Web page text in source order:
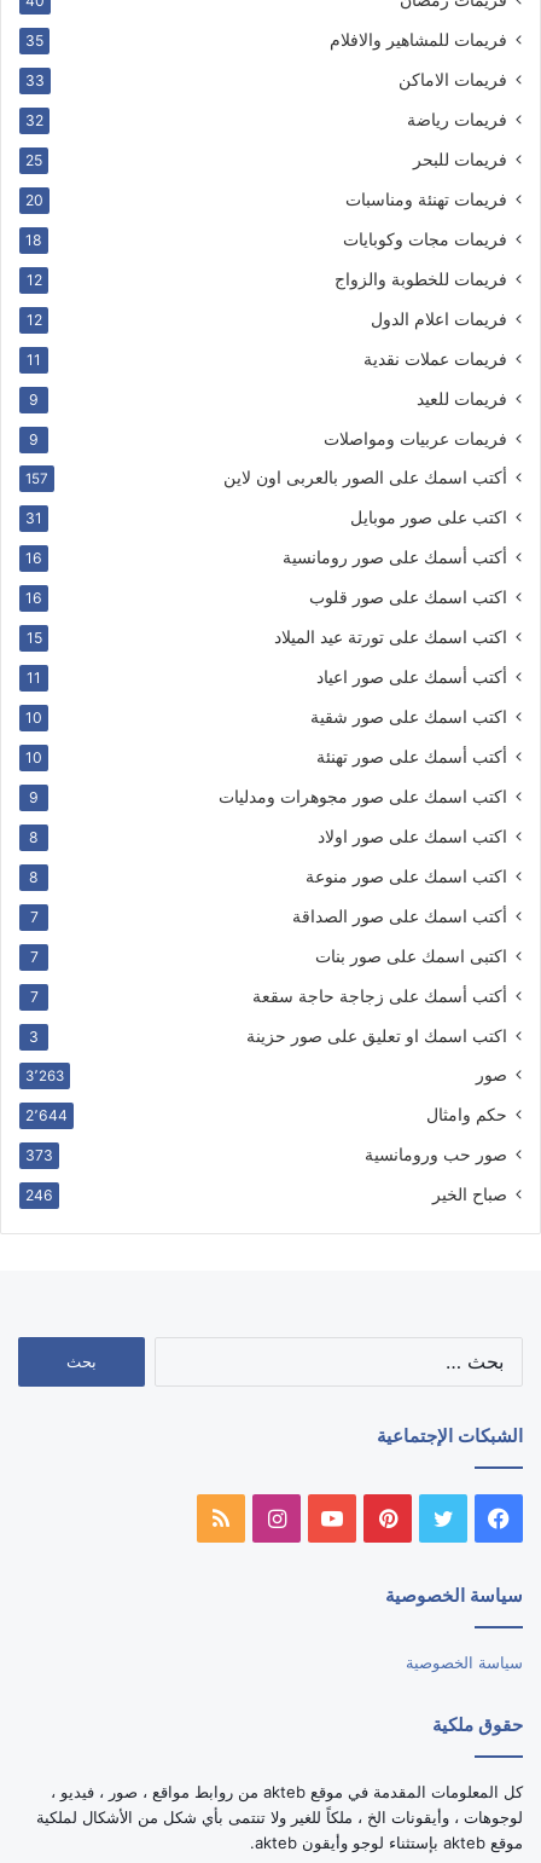
فريمات للمشاهير والافلام 35
فريمات الاماكن 33
فريمات رياضة 32
فريمات للبحر 25
فريمات تهنئة ومناسبات 20
فريمات مجات وكوبايات 18
فريمات للخطوبة والزواج 12
فريمات اعلام الدول 12
فريمات عملات نقدية 11
فريمات للعيد 9
فريمات عربيات ومواصلات 9
أكتب اسمك على الصور بالعربى اون لاين 157
اكتب على صور موبايل 31
أكتب أسمك على صور رومانسية 16
اكتب اسمك على صور قلوب 16
اكتب اسمك على تورتة عيد الميلاد 15
أكتب أسمك على صور اعياد 11
اكتب اسمك على صور شقية 10
أكتب أسمك على صور تهنئة 10
اكتب اسمك على صور مجوهرات ومدليات 9
اكتب اسمك على صور اولاد 8
اكتب اسمك على صور منوعة 8
أكتب اسمك على صور الصداقة 7
اكتبى اسمك على صور بنات 7
أكتب أسمك على زجاجة حاجة سقعة 7
اكتب اسمك او تعليق على صور حزينة 3
صور 3٬263
حكم وامثال 2٬644
صور حب ورومانسية 373
صباح الخير 246
الشبكات الإجتماعية
فيسبوك تويتر بينتيريستيوتيوبانستقرامملخص
سياسة الخصوصية
سياسة الخصوصية
حقوق ملكية
كل المعلومات المقدمة في موقع akteb من روابط مواقع ، صور ، فيديو ،
لوجوهات ، وأيقونات الخ ، ملكاً للغير ولا تنتمى بأي شكل من الأشكال لملكية
موقع akteb بإستثناء لوجو وأيقون akteb.